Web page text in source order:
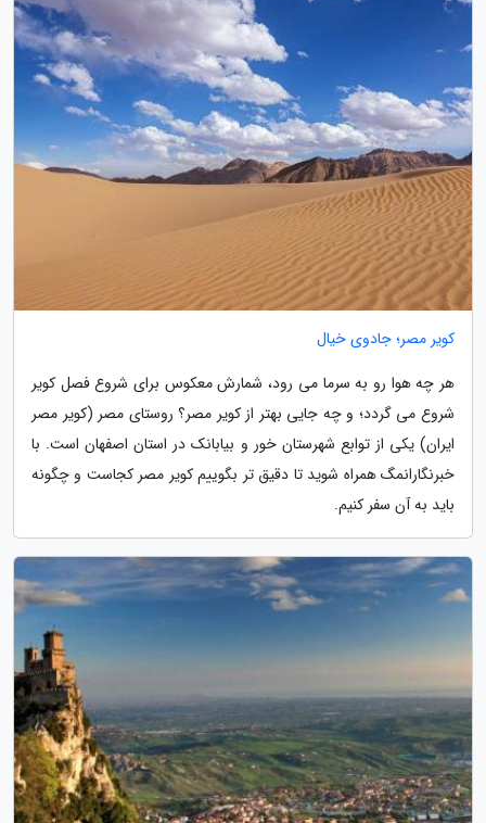
کویر مصر؛ جادوی خیال
هر چه هوا رو به سرما می رود، شمارش معکوس برای شروع فصل کویر
شروع می گردد؛ و چه جایی بهتر از کویر مصر؟ روستای مصر (کویر مصر
ایران) یکی از توابع شهرستان خور و بیابانک در استان اصفهان است. با
خبرنگارانمگ همراه شوید تا دقیق تر بگوییم کویر مصر کجاست و چگونه
باید به آن سفر کنیم.